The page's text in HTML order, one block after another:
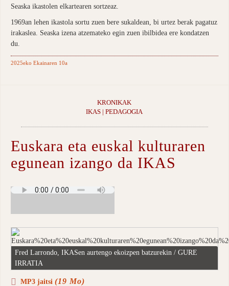
Seaska ikastolen elkartearen sortzeaz.
1969an lehen ikastola sortu zuen bere sukaldean, bi urtez berak pagatuz
irakaslea. Seaska izena atzemateko egin zuen ibilbidea ere kondatzen
du.
2025eko Ekainaren 10a
KRONIKAK
IKAS | PEDAGOGIA
Euskara eta euskal kulturaren
egunean izango da IKAS
Fred Larrondo, IKASen aurtengo ekoizpen batzurekin / GURE
IRRATIA
MP3 jaitsi (19 Mo)